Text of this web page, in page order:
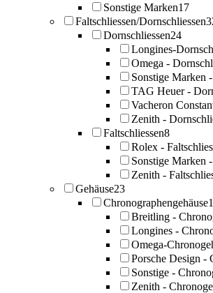
Sonstige Marken17
Faltschliessen/Dornschliessen
Dornschliessen24
Longines-
Omega -
Sonstige Marken
TAG Heuer -
Vacheron
Zenith -
Faltschliessen8
Rolex -
Sonstige Marken
Zenith -
Gehäuse23
Chronographengehäuse
Breitling -
Longines -
Omega-
Porsche Design -
Sonstige -
Zenith -